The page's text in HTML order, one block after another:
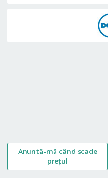
Anuntă-mă când scade
prețul